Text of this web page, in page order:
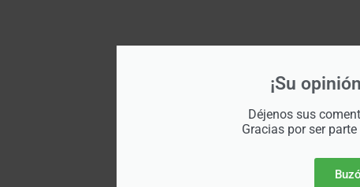
¡Su
Déjenos sus
Gracias por ser